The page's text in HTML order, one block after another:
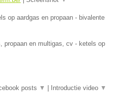
op aardgas en propaan - bivalente
propaan en multigas, cv - ketels op
posts ▼ | Introductie video ▼